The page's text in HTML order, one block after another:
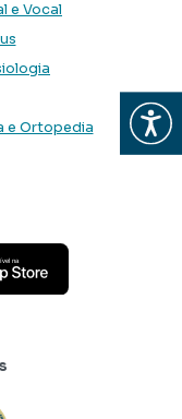
Abrir
e Vocal
e Ortopedia
Storena App Store